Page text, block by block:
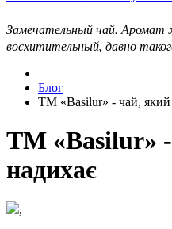
Замечательный чай. Аромат
восхитительный, давно
Блог
ТМ «Basilur» - чай, який
ТМ «Basilur»
надихає
,